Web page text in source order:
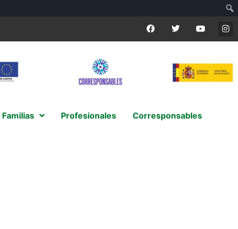
Familias Profesionales Corresponsables